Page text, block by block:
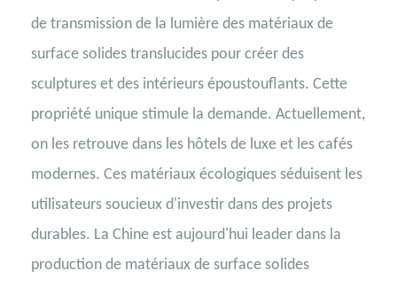
de transmission de la lumière des matériaux de
surface solides translucides pour créer des
sculptures et des intérieurs époustouflants. Cette
propriété unique stimule la demande. Actuellement,
on les retrouve dans les hôtels de luxe et les cafés
modernes. Ces matériaux écologiques séduisent les
utilisateurs soucieux d'investir dans des projets
durables. La Chine est aujourd'hui leader dans la
production de matériaux de surface solides